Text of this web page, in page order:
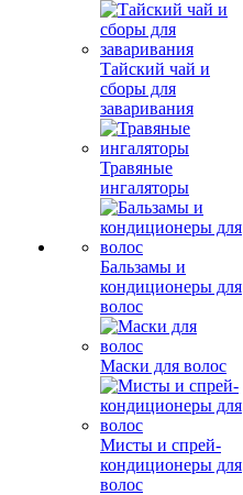
Тайский чай и
сборы для
заваривания
Травяные
ингаляторы
Бальзамы и
кондиционеры для
волос
Маски для волос
Мисты и спрей-
кондиционеры для
волос